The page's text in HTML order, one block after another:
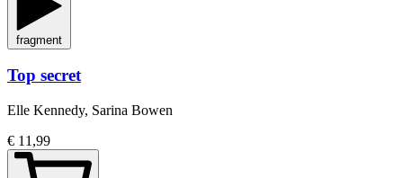
fragment
Top secret
Elle Kennedy, Sarina Bowen
€ 11,99